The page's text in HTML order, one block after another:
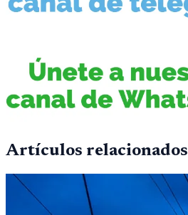
Artículos relacionados